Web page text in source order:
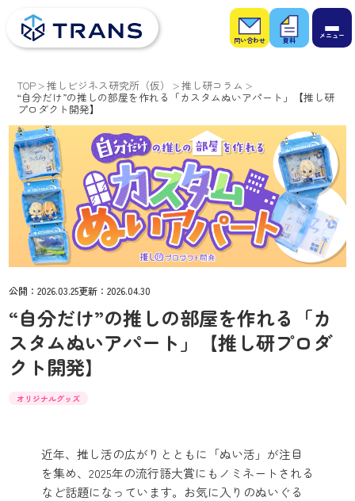
お問
い合
わせ
お役
立ち
資料
TOP 推しビジネス研究所（仮） 推し研コラム
“自分だけ”の推しの部屋を作れる「カスタムぬいアパート」【推し研
プロダクト開発】
公開：2026.03.25更新：2026.04.30
“自分だけ”の推しの部屋を作れる「カ
スタムぬいアパート」【推し研プロダ
クト開発】
オリジナルグッズ
近年、推し活の広がりとともに「ぬい活」が注目
を集め、2025年の流行語大賞にもノミネートされる
など話題になっています。お気に入りのぬいぐる